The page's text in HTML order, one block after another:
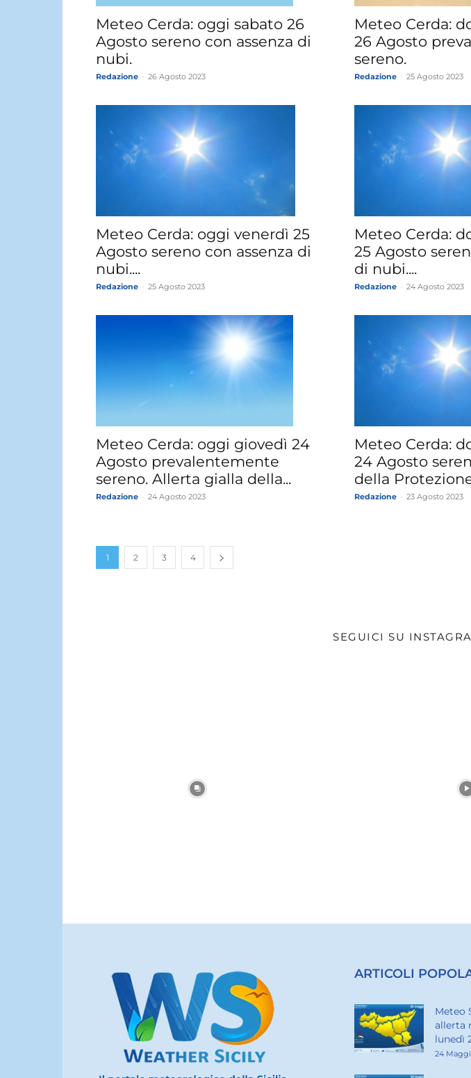
Meteo Cerda: oggi sabato 26
Agosto sereno con assenza di
nubi.
Redazione 26 Agosto 2023
Meteo Cerda:
26 Agosto
sereno.
Redazione 25 Agosto 2023
Meteo Cerda: oggi venerdì 25
Agosto sereno con assenza di
nubi....
Redazione 25 Agosto 2023
Meteo Cerda:
25 Agosto
di nubi....
Redazione 24 Agosto 2023
Meteo Cerda: oggi giovedì 24
Agosto prevalentemente
sereno. Allerta gialla della...
Redazione 24 Agosto 2023
Meteo Cerda:
24 Agosto
della
Redazione 23 Agosto 2023
1 2 3 4
SEGUICI SU
ARTICOLI
Meteo
allerta
lunedì
24